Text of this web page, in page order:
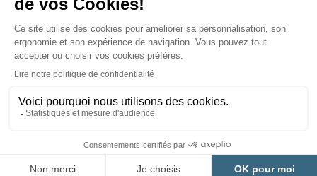
Vous êtes professionnel ?
Bénéficiez de conditions particulières en ouvrant un compte
pro
Mentions légales|Conditions
générales de vente| Politique de confidentialité